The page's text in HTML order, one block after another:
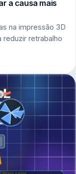
a causa mais
na impressão 3D
retrabalho